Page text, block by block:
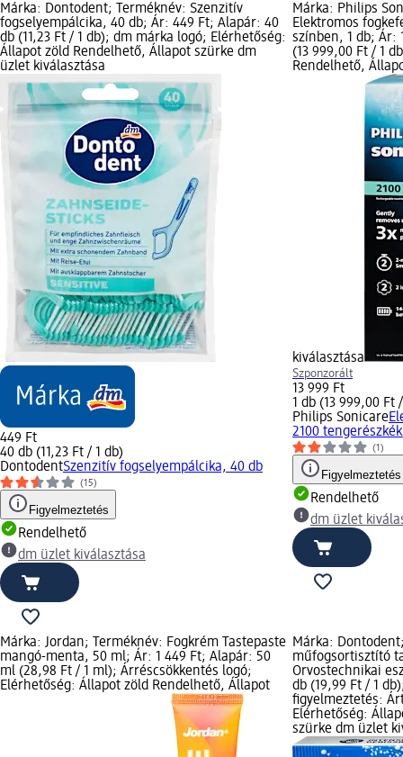
Márka: Dontodent; Terméknév: Szenzitív
fogselyempálcika, 40 db; Ár: 449 Ft; Alapár: 40
db (11,23 Ft / 1 db); dm márka logó; Elérhetőség:
Állapot zöld Rendelhető, Állapot szürke dm
üzlet kiválasztása
449 Ft
40 db (11,23 Ft / 1 db)
DontodentSzenzitív fogselyempálcika, 40 db
(15)
Figyelmeztetés
Rendelhető
dm üzlet kiválasztása
Márka: Philips
Elektromos
színben, 1 db; Ár:
(13 999,00 Ft / 1
Rendelhető,
kiválasztása
Szponzorált
13 999 Ft
1 db (13 999,00 Ft
Philips Sonicare
2100
(1)
Figyelmeztetés
Rendelhető
dm üzlet
Márka: Jordan; Terméknév: Fogkrém Tastepaste
mangó-menta, 50 ml; Ár: 1 449 Ft; Alapár: 50
ml (28,98 Ft / 1 ml); Árréscsökkentés logó;
Elérhetőség: Állapot zöld Rendelhető, Állapot
Márka:
műfogsortisztító
Orvostechnikai
db (19,99 Ft / 1
figyelmeztetés:
Elérhetőség:
szürke dm üzlet